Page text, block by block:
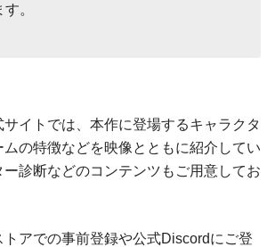
。
イトでは、本作に登場するキャラクタ
の特徴などを映像とともに紹介してい
ー診断などのコンテンツもご用意してお
トアでの事前登録や公式Discordにご登